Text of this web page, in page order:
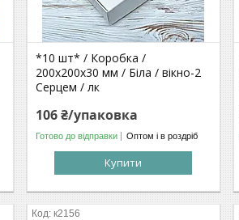
*10 шт* / Коробка /
200х200х30 мм / Біла / вікно-2
Серцем / лк
106 ₴/упаковка
Готово до відправки Оптом і в роздріб
Купити
к2156